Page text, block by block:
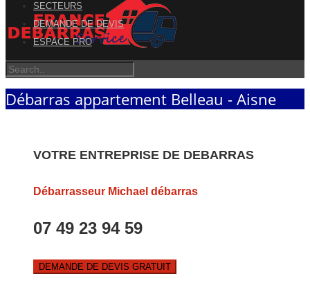
SECTEURS
DEMANDE DE DEVIS
ESPACE PRO
Débarras appartement Belleau - Aisne
VOTRE ENTREPRISE DE DEBARRAS
Débarrasseur Michael débarras
07 49 23 94 59
DEMANDE DE DEVIS GRATUIT